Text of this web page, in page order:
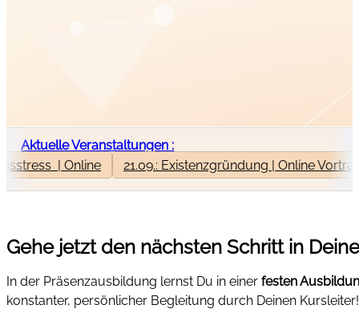
Aktuelle Veranstaltungen :
| Online
21.09.: Existenzgründung | Online Vortrag
Gehe jetzt den nächsten Schritt in
In der Präsenzausbildung lernst Du in einer festen
konstanter, persönlicher Begleitung durch Deinen Kursleiter!